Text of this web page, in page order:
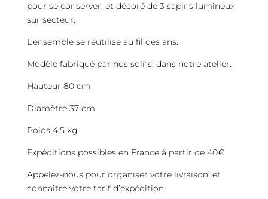
pour se conserver, et décoré de 3 sapins lumineux
sur secteur.
L’ensemble se réutilise au fil des ans.
Modèle fabriqué par nos soins, dans notre atelier.
Hauteur 80 cm
Diamètre 37 cm
Poids 4,5 kg
Expéditions possibles en France à partir de 40€
Appelez-nous pour organiser votre livraison, et
connaître votre tarif d’expédition